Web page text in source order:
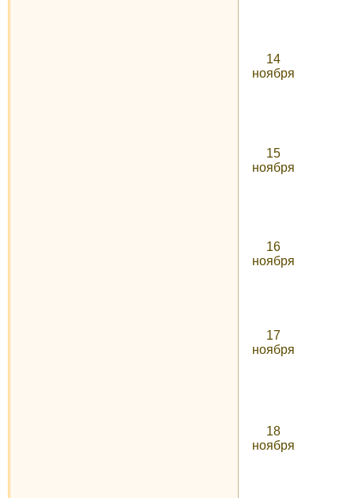
14
ноября
15
ноября
16
ноября
17
ноября
18
ноября